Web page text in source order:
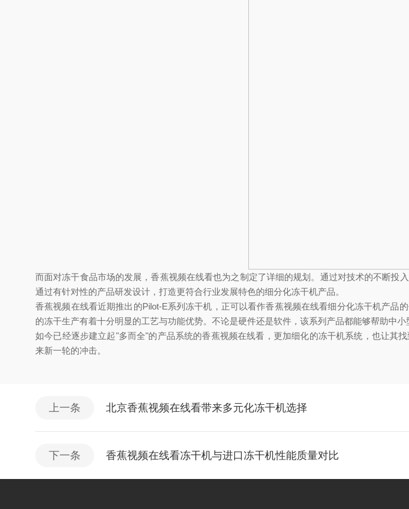
而面对冻干食品市场的发展，香蕉视频在线看也为之制定了详细的规划。通过对技术的不断投
通过有针对性的产品研发设计，打造更符合行业发展特色的细分化冻干机产品。
香蕉视频在线看近期推出的Pilot-E系列冻干机，正可以看作香蕉视频在线看细分化冻干机产
的冻干生产有着十分明显的工艺与功能优势。不论是硬件还是软件，该系列产品都能够帮助中
如今已经逐步建立起"多而全"的产品系统的香蕉视频在线看，更加细化的冻干机系统，也让其
来新一轮的冲击。
上一条 北京香蕉视频在线看带来多元化冻干机选择
下一条 香蕉视频在线看冻干机与进口冻干机性能质量对比